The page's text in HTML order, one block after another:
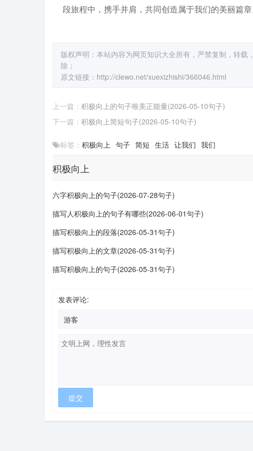
段旅程中，携手并肩，共同创造属于我们的美丽篇章
版权声明：本站内容为网页知识大全所有，严禁复制，转
除；
原文链接： http://clewo.net/xuexizhishi/366046.html
上一篇： 积极向上的句子唯美正能量(2026-05-10句子)
下一篇： 积极向上简短句子(2026-05-10句子)
标签： 积极向上 句子 简短 生活 让我们 我们
积极向上
六字积极向上的句子(2026-07-28句子)
描写人积极向上的句子有哪些(2026-06-01句子)
描写积极向上的段落(2026-05-31句子)
描写积极向上的文章(2026-05-31句子)
描写积极向上的句子(2026-05-31句子)
发表评论: